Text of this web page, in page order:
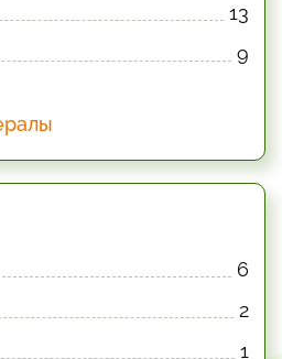
13
9
6
2
1